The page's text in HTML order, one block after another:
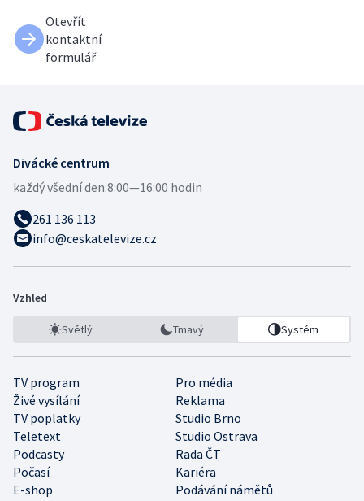
Otevřít
kontaktní
formulář
Divácké centrum
každý všední den:8:00—16:00 hodin
261 136 113
info@ceskatelevize.cz
Vzhled
Světlý Tmavý Systém
TV program
Pro média
Živé vysílání
Reklama
TV poplatky
Studio Brno
Teletext
Studio Ostrava
Podcasty
Rada ČT
Počasí
Kariéra
E-shop
Podávání námětů